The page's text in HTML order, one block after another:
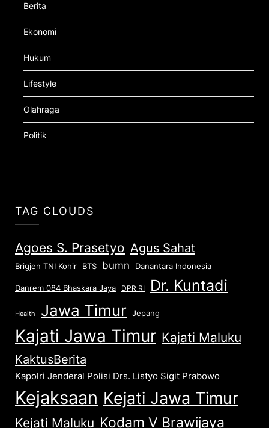
Berita
Ekonomi
Hukum
Lifestyle
Olahraga
Politik
TAG CLOUDS
Agoes S. Prasetyo Agus Sahat
Brigjen TNI Kohir BTS bumn Danantara Indonesia
Danrem 084 Bhaskara Jaya DPR RI Dr. Kuntadi
Health Jawa Timur Jepang
Kajati Jawa Timur Kajati Maluku
KaktusBerita
Kapolri Jenderal Polisi Drs. Listyo Sigit Prabowo
Kejaksaan Kejati Jawa Timur
Kejati Maluku Kodam V Brawijaya